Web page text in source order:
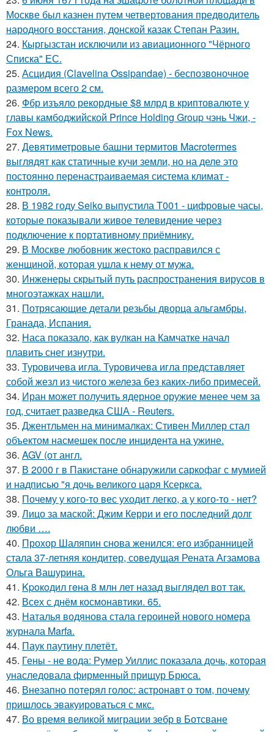
Москве был казнен путем четвертования предводитель
народного восстания, донской казак Степан Разин.
24. Кыргызстан исключили из авиационного "Чёрного
Списка" ЕС.
25. Асцидия (Clavelina Ossipandae) - беспозвоночное
размером всего 2 см.
26. Фбр изъяло рекордные $8 млрд в криптовалюте у
главы камбоджийской Prince Holding Group чэнь Чжи, -
Fox News.
27. Девятиметровые башни термитов Macrotermes
выглядят как статичные кучи земли, но на деле это
постоянно перенастраиваемая система климат -
контроля.
28. В 1982 году Seiko выпустила T001 - цифровые часы,
которые показывали живое телевидение через
подключение к портативному приёмнику.
29. В Москве любовник жестокo расправился с
женщиной, которая ушла к нему от мужа.
30. Инженеры скрытый путь распространения вирусов в
многоэтажках нашли.
31. Потрясающие детали резьбы дворца альгамбры,
Гранада, Испания.
32. Наса показало, как вулкан на Камчатке начал
плавить снег изнутри.
33. Туровичева игла. Туровичева игла представляет
собой жезл из чистого железа без каких-либо примесей.
34. Иран может получить ядерное оружие менее чем за
год, считает разведка США - Reuters.
35. Джентльмен на минималках: Стивен Миллер стал
объектом насмешек после инцидента на ужине.
36. AGV (от англ.
37. В 2000 г в Пакистане обнаружили саркофаг с мумией
и надписью "я дочь великого царя Ксеркса.
38. Почему у кого-то вес уходит легко, а у кого-то - нет?
39. Лицо за маской: Джим Керри и его последний долг
любви ….
40. Прохор Шаляпин снова женился: его избранницей
стала 37-летняя кондитер, соведущая Рената Агзамова
Ольга Вашурина.
41. Kpoкoдил гeна 8 млн лет назад выглядел вот так.
42. Всех с днём космонавтики. 65.
43. Наталья водянова стала героиней нового номера
журнала Marfa.
44. Паук паутину плетёт.
45. Гены - не вода: Румер Уиллис показала дочь, которая
унаследовала фирменный прищур Брюса.
46. Внезапно потерял голос: астронавт о том, почему
пришлось эвакуироваться с мкс.
47. Во время великой миграции зебр в Ботсване